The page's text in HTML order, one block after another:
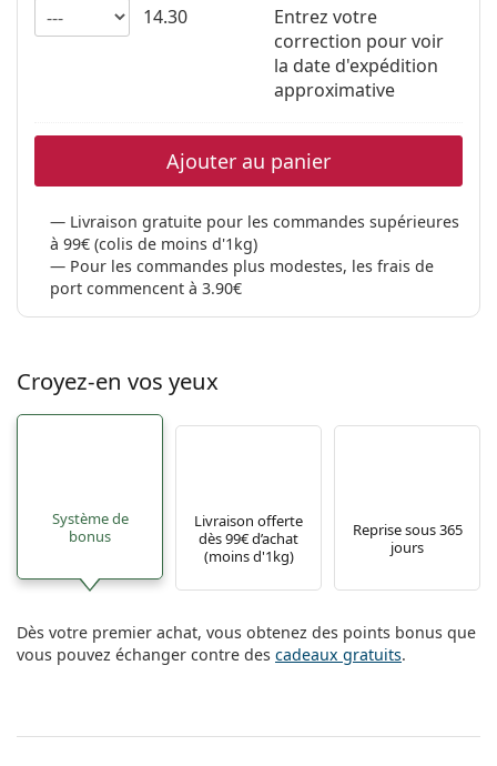
14.30
Entrez votre
correction pour voir
la date d'expédition
approximative
Ajouter au panier
Livraison gratuite pour les commandes supérieures
à 99€ (colis de moins d'1kg)
Pour les commandes plus modestes, les frais de
port commencent à 3.90€
Croyez-en vos yeux
Système de
bonus
Livraison offerte
dès 99€ d’achat
(moins d'1kg)
Reprise sous 365
jours
Dès votre premier achat, vous obtenez des points bonus que
vous pouvez échanger contre des cadeaux gratuits.